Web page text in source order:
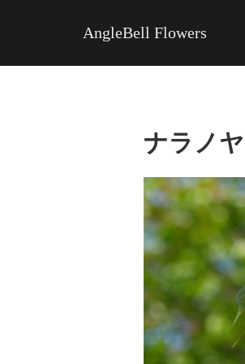
AngleBell Flowers
ナラノ